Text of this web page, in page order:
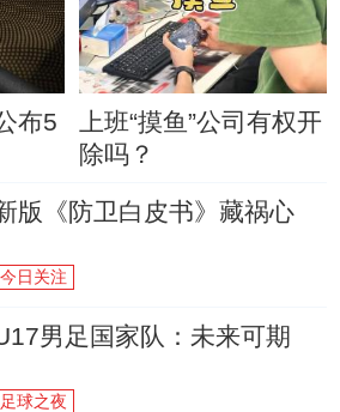
布5
上班“摸鱼”公司有权开
除吗？
版《防卫白皮书》藏祸心
今日关注
男足国家队：未来可期
足球之夜